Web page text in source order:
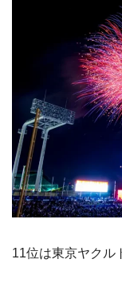
11位は東京ヤクル